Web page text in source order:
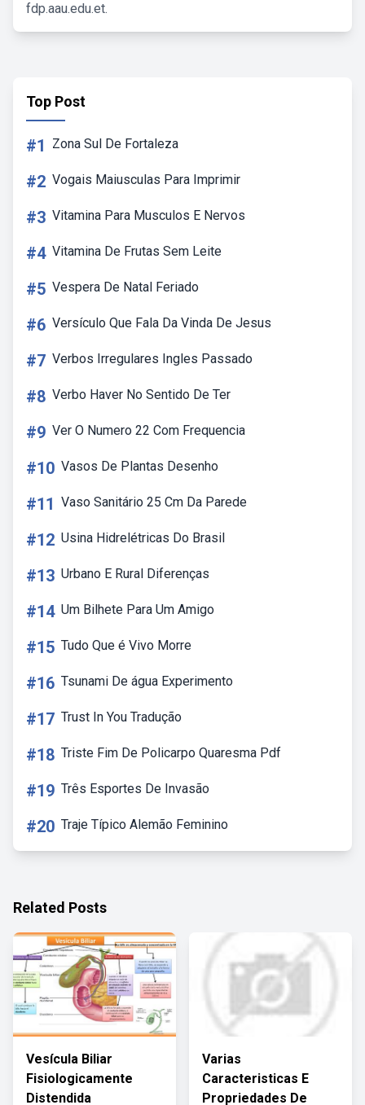
fdp.aau.edu.et.
Top Post
#1 Zona Sul De Fortaleza
#2 Vogais Maiusculas Para Imprimir
#3 Vitamina Para Musculos E Nervos
#4 Vitamina De Frutas Sem Leite
#5 Vespera De Natal Feriado
#6 Versículo Que Fala Da Vinda De Jesus
#7 Verbos Irregulares Ingles Passado
#8 Verbo Haver No Sentido De Ter
#9 Ver O Numero 22 Com Frequencia
#10 Vasos De Plantas Desenho
#11 Vaso Sanitário 25 Cm Da Parede
#12 Usina Hidrelétricas Do Brasil
#13 Urbano E Rural Diferenças
#14 Um Bilhete Para Um Amigo
#15 Tudo Que é Vivo Morre
#16 Tsunami De água Experimento
#17 Trust In You Tradução
#18 Triste Fim De Policarpo Quaresma Pdf
#19 Três Esportes De Invasão
#20 Traje Típico Alemão Feminino
Related Posts
Vesícula Biliar
Fisiologicamente
Distendida
Varias
Caracteristicas E
Propriedades De